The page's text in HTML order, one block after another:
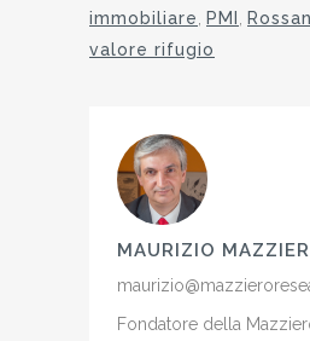
immobiliare, PMI ,
valore rifugio
MAURIZIO
Fondatore della